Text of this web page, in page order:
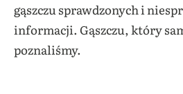
gąszczu sprawdzonych i
informacji. Gąszczu, który
poznaliśmy.